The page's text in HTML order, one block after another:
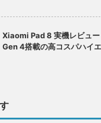
Xiaomi Pad 8 実機レビュ
Gen 4搭載の高コスパハイ